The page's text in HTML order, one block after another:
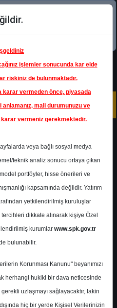
indirin!
Halk Yatırım
Fiyat
03 Mart 2025
işlemler sonucunda kar elde
riskiniz de bulunmaktadır.
karar vermeden önce, piyasada
mali durumunuzu ve
karar vermeniz gerekmektedir.
veya bağlı sosyal medya
teknik analiz sonucu ortaya çıkan
portföyler, hisse önerileri ve
kapsamında değildir. Yatırım
yetkilendirilmiş kuruluşlar
dikkate alınarak kişiye Özel
kurumlar www.spk.gov.tr
bulunabilir.
Korunması Kanunu" beyanımızı
herhangi hukiki bir dava neticesinde
uzlaşmayı sağlayacaktır, lakin
hiç bir yerde Kişisel Verilerinizin